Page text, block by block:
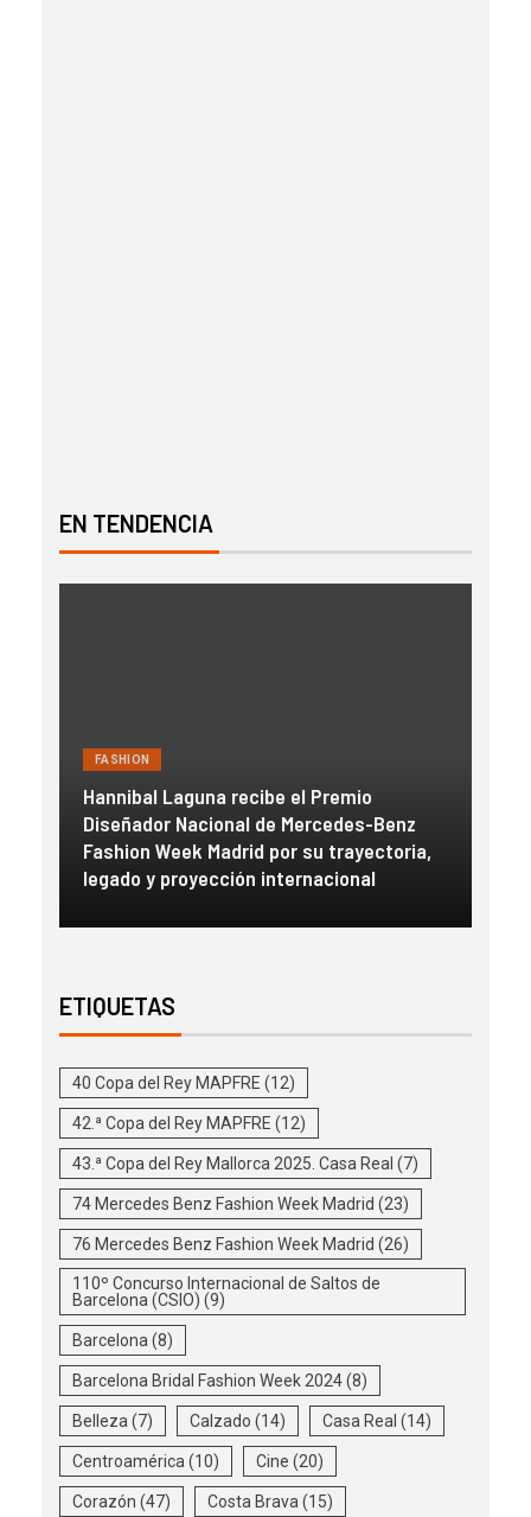
EN TENDENCIA
FASHION
Hannibal Laguna recibe el Premio
Diseñador Nacional de Mercedes-Benz
Fashion Week Madrid por su trayectoria,
legado y proyección internacional
ETIQUETAS
40 Copa del Rey MAPFRE (12)
42.ª Copa del Rey MAPFRE (12)
43.ª Copa del Rey Mallorca 2025. Casa Real (7)
74 Mercedes Benz Fashion Week Madrid (23)
76 Mercedes Benz Fashion Week Madrid (26)
110º Concurso Internacional de Saltos de
Barcelona (CSIO) (9)
Barcelona (8)
Barcelona Bridal Fashion Week 2024(8)
Belleza (7) Calzado (14) Casa Real (14)
Centroamérica (10) Cine (20)
Corazón (47) Costa Brava (15)